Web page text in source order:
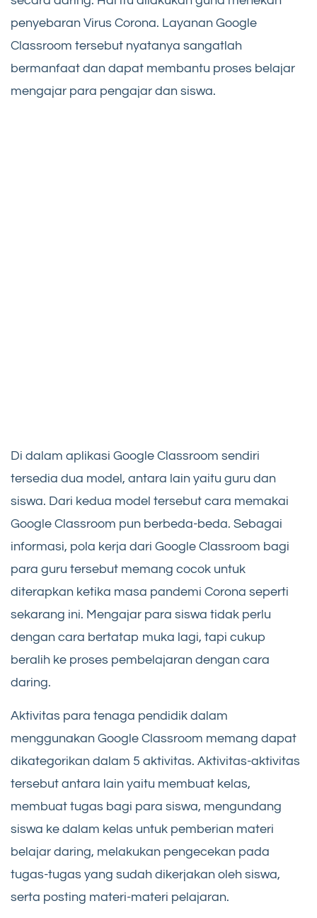
penyebaran Virus Corona. Layanan Google
Classroom tersebut nyatanya sangatlah
bermanfaat dan dapat membantu proses belajar
mengajar para pengajar dan siswa.
Di dalam aplikasi Google Classroom sendiri
tersedia dua model, antara lain yaitu guru dan
siswa. Dari kedua model tersebut cara memakai
Google Classroom pun berbeda-beda. Sebagai
informasi, pola kerja dari Google Classroom bagi
para guru tersebut memang cocok untuk
diterapkan ketika masa pandemi Corona seperti
sekarang ini. Mengajar para siswa tidak perlu
dengan cara bertatap muka lagi, tapi cukup
beralih ke proses pembelajaran dengan cara
daring.
Aktivitas para tenaga pendidik dalam
menggunakan Google Classroom memang dapat
dikategorikan dalam 5 aktivitas. Aktivitas-aktivitas
tersebut antara lain yaitu membuat kelas,
membuat tugas bagi para siswa, mengundang
siswa ke dalam kelas untuk pemberian materi
belajar daring, melakukan pengecekan pada
tugas-tugas yang sudah dikerjakan oleh siswa,
serta posting materi-materi pelajaran.